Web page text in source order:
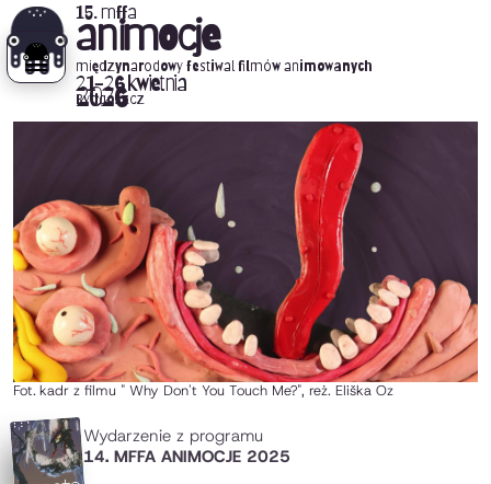
15. mffa
animocje
2026
międzynarodowy festiwal filmów animowanych
21-26 kwietnia
Bydgoszcz
Fot. kadr z filmu " Why Don't You Touch Me?", reż. Eliška Oz
Wydarzenie z programu
14. MFFA ANIMOCJE 2025